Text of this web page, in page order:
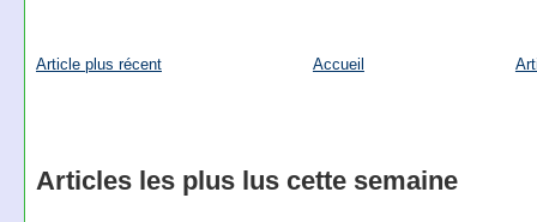
Article plus récent Accueil
Articles les plus lus cette semaine